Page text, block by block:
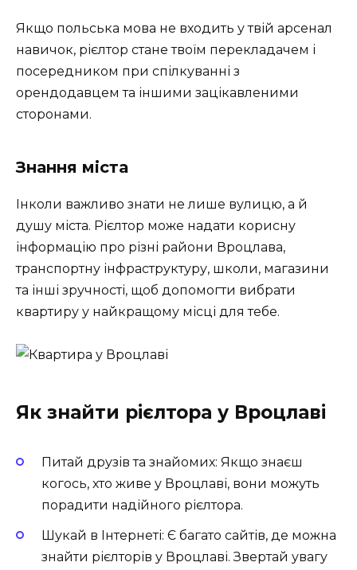
Якщо польська мова не входить у твій арсенал
навичок, рієлтор стане твоїм перекладачем і
посередником при спілкуванні з
орендодавцем та іншими зацікавленими
сторонами.
Знання міста ️
Інколи важливо знати не лише вулицю, а й
душу міста. Рієлтор може надати корисну
інформацію про різні райони Вроцлава,
транспортну інфраструктуру, школи, магазини
та інші зручності, щоб допомогти вибрати
квартиру у найкращому місці для тебе.
Як знайти рієлтора у Вроцлаві
Питай друзів та знайомих: Якщо знаєш
когось, хто живе у Вроцлаві, вони можуть
порадити надійного рієлтора.
Шукай в Інтернеті: Є багато сайтів, де можна
знайти рієлторів у Вроцлаві. Звертай увагу